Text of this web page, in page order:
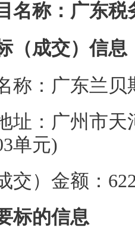
名称：广东税
（成交）信息
称：广东兰贝
址：广州市天
单元)
交）金额：
标的信息